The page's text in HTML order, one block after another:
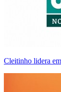
Cleitinho lidera